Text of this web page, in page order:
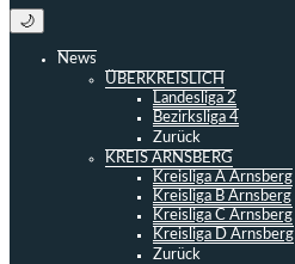
🌙
News
ÜBERKREISLICH
Landesliga 2
Bezirksliga 4
Zurück
KREIS ARNSBERG
Kreisliga A Arnsberg
Kreisliga B Arnsberg
Kreisliga C Arnsberg
Kreisliga D Arnsberg
Zurück